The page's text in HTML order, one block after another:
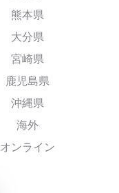
熊本県
大分県
宮崎県
鹿児島県
沖縄県
海外
オンライン